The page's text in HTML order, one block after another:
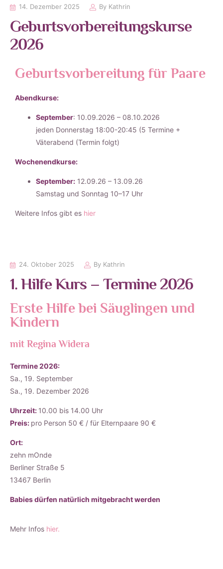
14. Dezember 2025 By Kathrin
Geburtsvorbereitungskurse
2026
Geburtsvorbereitung für Paare
Abendkurse:
September: 10.09.2026 – 08.10.2026
jeden Donnerstag 18:00-20:45 (5 Termine +
Väterabend (Termin folgt)
Wochenendkurse:
September: 12.09.26 – 13.09.26
Samstag und Sonntag 10–17 Uhr
Weitere Infos gibt es hier
24. Oktober 2025 By Kathrin
1. Hilfe Kurs – Termine 2026
Erste Hilfe bei Säuglingen und
Kindern
mit Regina Widera
Termine 2026:
Sa., 19. September
Sa., 19. Dezember 2026
Uhrzeit: 10.00 bis 14.00 Uhr
Preis: pro Person 50 € / für Elternpaare 90 €
Ort:
zehn mOnde
Berliner Straße 5
13467 Berlin
Babies dürfen natürlich mitgebracht werden
Mehr Infos hier.